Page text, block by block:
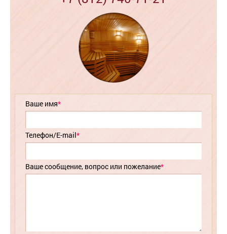
Ваше имя*
Телефон/E-mail*
Ваше сообщение, вопрос или пожелание*